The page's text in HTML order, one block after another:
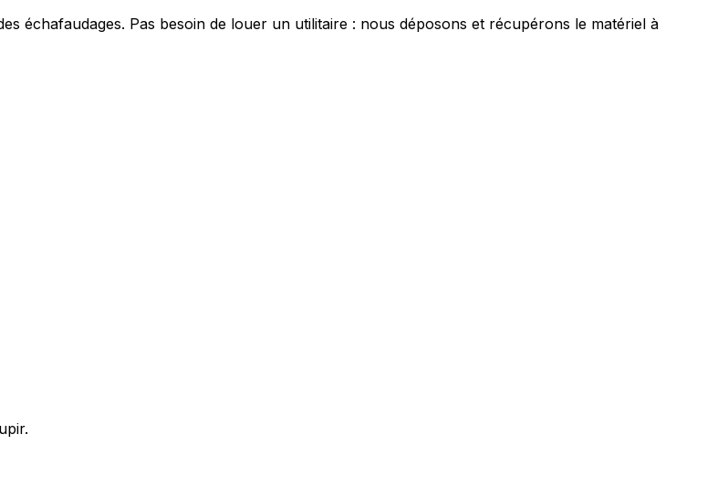
échafaudages. Pas besoin de louer un utilitaire : nous déposons et récupérons le matériel à